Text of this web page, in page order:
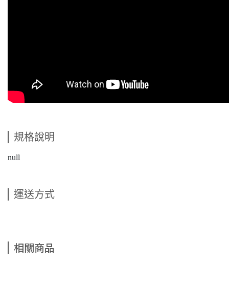
規格說明
null
運送方式
相關商品